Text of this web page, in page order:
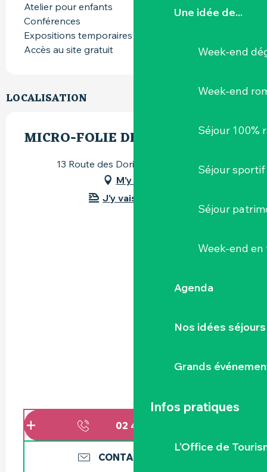
Une idée de...
Week-end
Week-end
Séjour 100%
Séjour sportif
Séjour
Week-end
Agenda
Nos idées séjours
Grands
Infos pratiques
L’Office de
Atelier pour enfants
Conférences
Expositions temporaires
Accès au site gratuit
LOCALISATION
MICRO-FOLIE DE VALLET
13 Route des Dorices, 44330 Vallet
M'y rendre
J'y vais en train !
02 40 36 42
CONTACTEZ-NOUS